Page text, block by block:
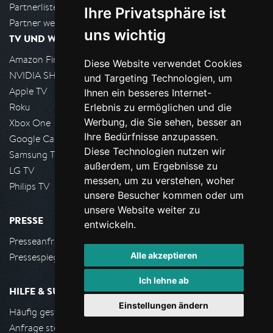
Ihre Privatsphäre ist
uns wichtig
Diese Website verwendet Cookies
und Targeting Technologien, um
Ihnen ein besseres Internet-
Erlebnis zu ermöglichen und die
Werbung, die Sie sehen, besser an
Ihre Bedürfnisse anzupassen.
Diese Technologien nutzen wir
außerdem, um Ergebnisse zu
messen, um zu verstehen, woher
unsere Besucher kommen oder um
unsere Website weiter zu
entwickeln.
Alle akzeptieren
Ich lehne ab
Einstellungen ändern
Partnerliste
Partner werden
TV UND WOHNZIMMER
Amazon FireTV
NVIDIA SHIELD, Google TV
Apple TV
Roku
Xbox One
Google Cast
Samsung TV
LG TV
Philips TV
PRESSE
Presseanfrage stellen
Pressespiegel
HILFE & SUPPORT
Häufig gestellte Fragen
Anfrage stellen